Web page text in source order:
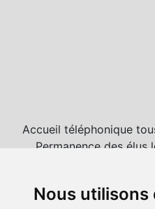
Nous utilisons
Accueil téléphonique
Permanence des élus